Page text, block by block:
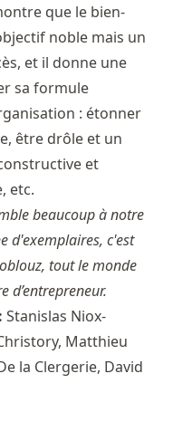
que le bien-
noble mais un
et il donne une
sa formule
: étonner
être drôle et un
et
etc.
beaucoup à notre
d'exemplaires, c'est
tout le monde
d’entrepreneur.
Stanislas Niox-
, Matthieu
la Clergerie, David